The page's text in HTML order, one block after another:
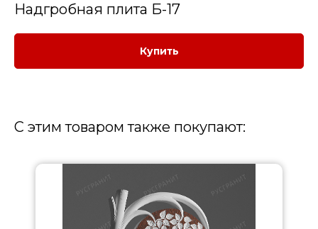
Надгробная плита Б-17
Купить
С этим товаром также покупают: